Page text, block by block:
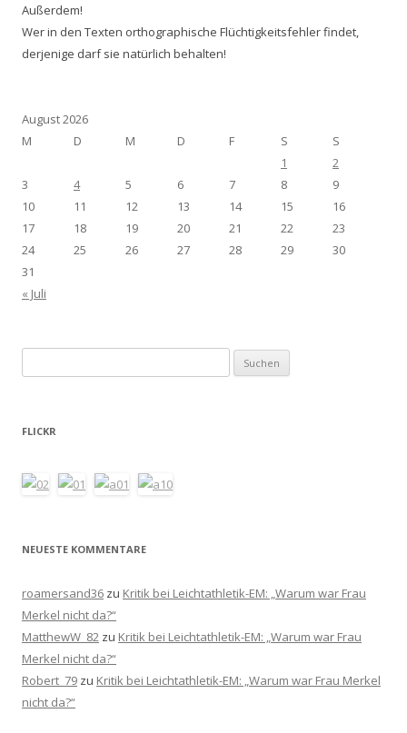
Außerdem!
Wer in den Texten orthographische Flüchtigkeitsfehler findet,
derjenige darf sie natürlich behalten!
August 2026
M
D M D F S
S
1
2
3
4 5 6 7 8
9
10
11 12 13 14 15
16
17
18 19 20 21 22
23
24
25 26 27 28 29
30
31
« Juli
nach:
FLICKR
NEUESTE KOMMENTARE
roamersand36 zu Kritik bei Leichtathletik-EM: „Warum war Frau
Merkel nicht da?“
MatthewW_82 zu Kritik bei Leichtathletik-EM: „Warum war Frau
Merkel nicht da?“
Robert_79 zu Kritik bei Leichtathletik-EM: „Warum war Frau Merkel
nicht da?“